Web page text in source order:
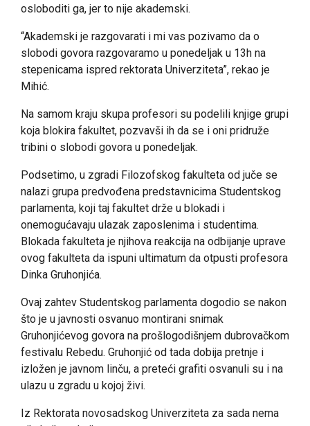
osloboditi ga, jer to nije akademski.
“Akademski je razgovarati i mi vas pozivamo da o
slobodi govora razgovaramo u ponedeljak u 13h na
stepenicama ispred rektorata Univerziteta”, rekao je
Mihić.
Na samom kraju skupa profesori su podelili knjige grupi
koja blokira fakultet, pozvavši ih da se i oni pridruže
tribini o slobodi govora u ponedeljak.
Podsetimo, u zgradi Filozofskog fakulteta od juče se
nalazi grupa predvođena predstavnicima Studentskog
parlamenta, koji taj fakultet drže u blokadi i
onemogućavaju ulazak zaposlenima i studentima.
Blokada fakulteta je njihova reakcija na odbijanje uprave
ovog fakulteta da ispuni ultimatum da otpusti profesora
Dinka Gruhonjića.
Ovaj zahtev Studentskog parlamenta dogodio se nakon
što je u javnosti osvanuo montirani snimak
Gruhonjićevog govora na prošlogodišnjem dubrovačkom
festivalu Rebedu. Gruhonjić od tada dobija pretnje i
izložen je javnom linču, a preteći grafiti osvanuli su i na
ulazu u zgradu u kojoj živi.
Iz Rektorata novosadskog Univerziteta za sada nema